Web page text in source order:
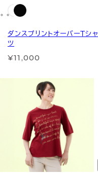
ダンスプリントオーバーＴシャ
ツ
¥11,000